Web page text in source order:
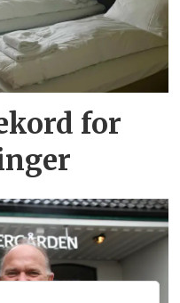
for